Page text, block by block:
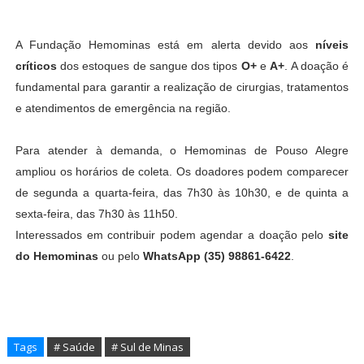
A Fundação Hemominas está em alerta devido aos níveis
críticos dos estoques de sangue dos tipos O+eA+. A doação é
fundamental para garantir a realização de cirurgias, tratamentos
e atendimentos de emergência na região.
Para atender à demanda, o Hemominas de Pouso Alegre
ampliou os horários de coleta. Os doadores podem comparecer
de segunda a quarta-feira, das 7h30 às 10h30, e de quinta a
sexta-feira, das 7h30 às 11h50.
Interessados em contribuir podem agendar a doação pelosite
do Hemominas ou pelo WhatsApp (35) 98861-6422.
Tags # Saúde # Sul de Minas